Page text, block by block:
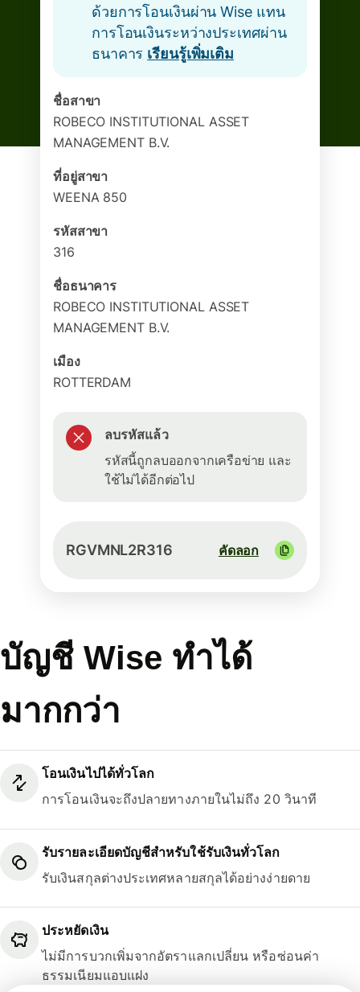
ด้วยการโอนเงินผ่าน Wise แทน
การโอนเงินระหว่างประเทศผ่าน
ธนาคาร เรียนรู้เพิ่มเติม
ชื่อสาขา
ROBECO INSTITUTIONAL ASSET
MANAGEMENT B.V.
ที่อยู่สาขา
WEENA 850
รหัสสาขา
316
ชื่อธนาคาร
ROBECO INSTITUTIONAL ASSET
MANAGEMENT B.V.
เมือง
ROTTERDAM
ลบรหัสแล้ว
รหัสนี้ถูกลบออกจากเครือข่าย และ
ใช้ไม่ได้อีกต่อไป
RGVMNL2R316 คัดลอก
บัญชี Wise ทำได้
มากกว่า
โอนเงินไปได้ทั่วโลก
การโอนเงินจะถึงปลายทางภายในไม่ถึง 20 วินาที
รับรายละเอียดบัญชีสำหรับใช้รับเงินทั่วโลก
รับเงินสกุลต่างประเทศหลายสกุลได้อย่างง่ายดาย
ประหยัดเงิน
ไม่มีการบวกเพิ่มจากอัตราแลกเปลี่ยน หรือซ่อนค่า
ธรรมเนียมแอบแฝง